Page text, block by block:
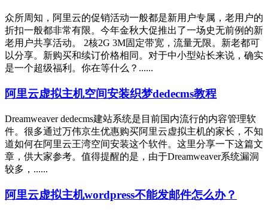
众所周知，阿里云的促销活动一般都是新用户专属，老用户的
折扣一般都非常有限。今年金秋大促推出了一场史无前例的新
老用户共享活动。 2核2G 3M固定带宽，流量无限。新老都可
以分享。新购买和续订价格相同。对于中小型站长来说，确实
是一个超级福利。你在等什么？......
阿里云虚拟主机空间安装织梦dedecms教程
Dreamweaver dedecms建站系统是目前国内流行的内容管理软
件。很多通过万伟京生优惠购买阿里云虚拟主机的家长，不知
道如何在阿里云王湾空间安装这个软件。这里分享一下这篇文
章，供大家参考。值得提醒的是，由于Dreamweaver系统漏洞
较多，......
阿里云虚拟主机wordpress不能发邮件怎么办？